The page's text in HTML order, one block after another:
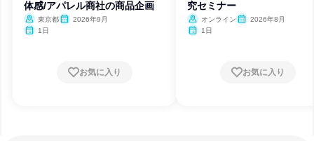
体感/アパレル商社の商品企画
東京都
2026年9月
1日
お気に入り
究セミナー
オンライン
2026年8月
1日
お気に入り